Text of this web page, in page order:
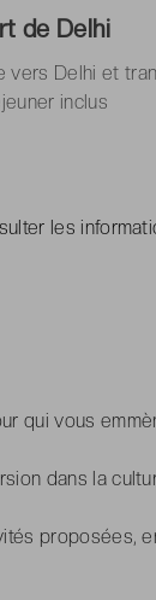
de Delhi
vers Delhi et
inclus
les
qui vous
dans la
proposées,